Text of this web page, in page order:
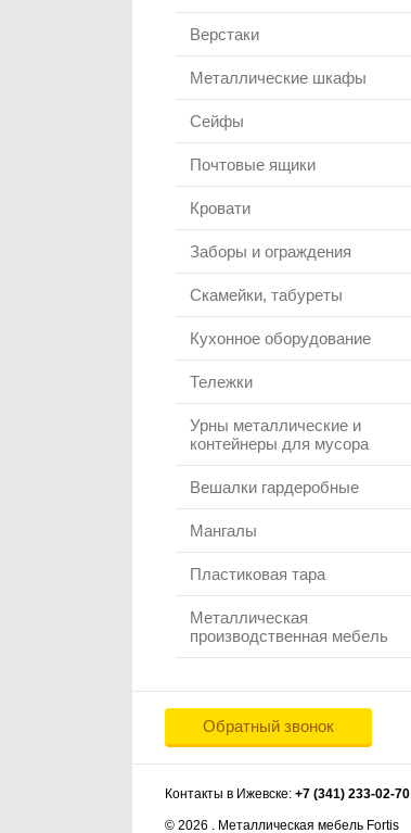
Верстаки
Металлические шкафы
Сейфы
Почтовые ящики
Кровати
Заборы и ограждения
Скамейки, табуреты
Кухонное оборудование
Тележки
Урны металлические и
контейнеры для мусора
Вешалки гардеробные
Мангалы
Пластиковая тара
Металлическая
производственная мебель
Обратный звонок
Контакты в Ижевске: +7 (341) 233-02-70
© 2026 . Металлическая мебель Fortis